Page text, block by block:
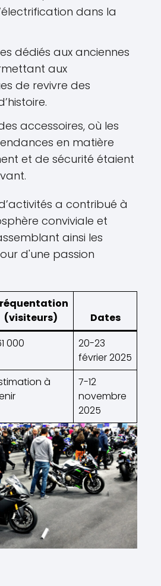
dans la
dédiés aux anciennes
aux
de revivre des
accessoires, où les
en matière
et de sécurité étaient
a contribué à
conviviale et
ainsi les
d'une passion
(visiteurs)
Dates
000
20-23
février 2025
à
7-12
novembre
2025